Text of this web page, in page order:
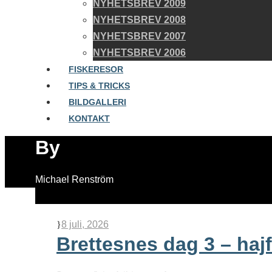
NYHETSBREV 2009
NYHETSBREV 2008
NYHETSBREV 2007
NYHETSBREV 2006
FISKERESOR
TIPS & TRICKS
BILDGALLERI
KONTAKT
By
Michael Renström
8 juli, 2026
Brettesnes dag 3 –